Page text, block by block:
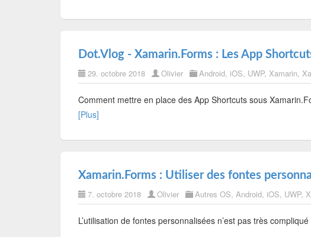
Dot.Vlog - Xamarin.Forms : Les App
29. octobre 2018 Olivier Android, iOS, UWP, Xamarin,
Comment mettre en place des App Shortcuts sous
[Plus]
Xamarin.Forms : Utiliser des fontes
7. octobre 2018 Olivier Autres OS, Android, iOS, UWP,
L’utilisation de fontes personnalisées n’est pas très